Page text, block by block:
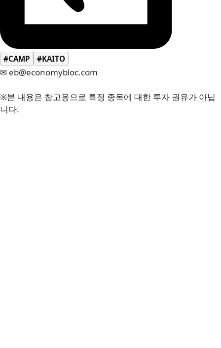
#CAMP #KAITO
✉ eb@economybloc.com
※본 내용은 참고용으로 특정 종목에 대한 투자 권유가 아닙
니다.